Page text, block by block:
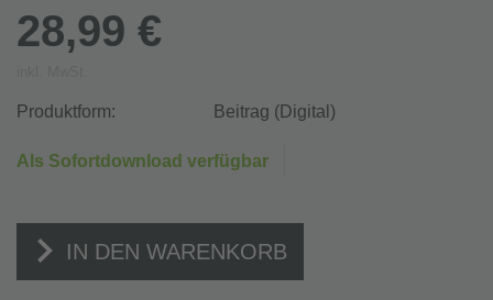
28,99 €
Produktform: Beitrag (Digital)
Als Sofortdownload verfügbar
IN DEN WARENKORB